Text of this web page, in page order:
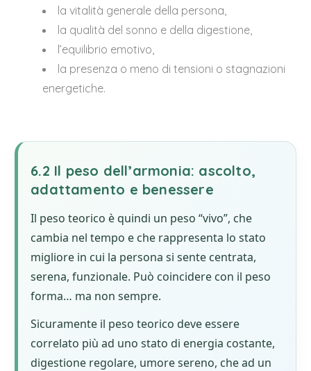
la vitalità generale della persona,
la qualità del sonno e della digestione,
l’equilibrio emotivo,
la presenza o meno di tensioni o stagnazioni
energetiche.
6.2 Il peso dell’armonia: ascolto,
adattamento e benessere
Il peso teorico è quindi un peso “vivo”, che
cambia nel tempo e che rappresenta lo stato
migliore in cui la persona si sente centrata,
serena, funzionale. Può coincidere con il peso
forma… ma non sempre.
Sicuramente il peso teorico deve essere
correlato più ad uno stato di energia costante,
digestione regolare, umore sereno, che ad un